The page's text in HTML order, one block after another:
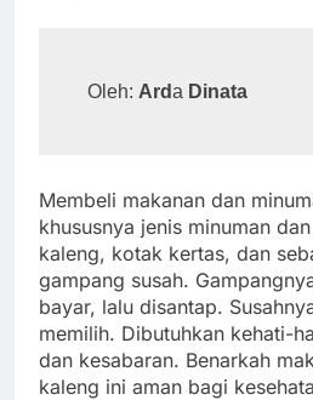
Oleh: Arda Dinata
Membeli makanan dan
khususnya jenis minuman
kaleng, kotak kertas, dan
gampang susah.
bayar, lalu disantap.
memilih. Dibutuhkan kehati-
dan kesabaran. Benarkah
kaleng ini aman bagi